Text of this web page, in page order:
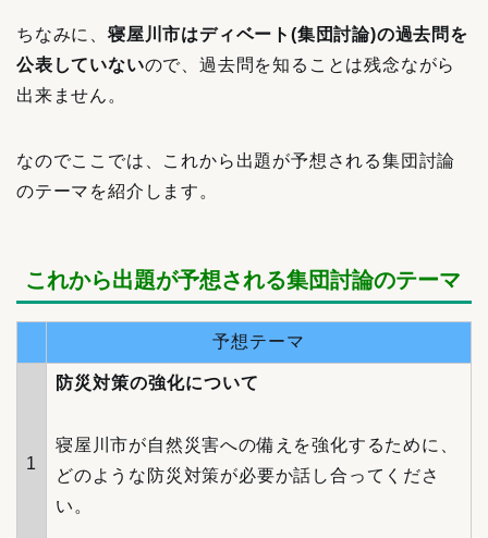
ちなみに、 寝屋川市はディベート(集団討論)の過去問を
公表していないので、過去問を知ることは残念ながら
出来ません。
なのでここでは、これから出題が予想される集団討論
のテーマを紹介します。
これから出題が予想される集団討論のテーマ
予想テーマ
1
防災対策の強化について
寝屋川市が自然災害への備えを強化するために、
どのような防災対策が必要か話し合ってくださ
い。